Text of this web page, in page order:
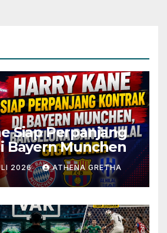
Siap Perpanjang
Bayern Munchen
2026 ATHENA GRETHA